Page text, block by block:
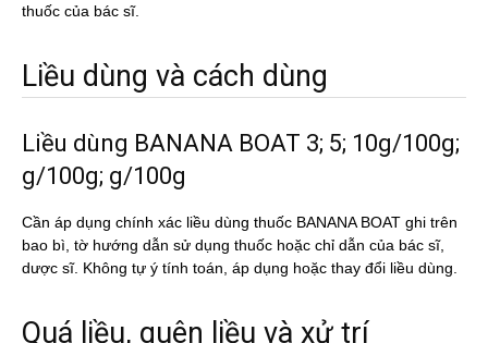
thuốc của bác sĩ.
Liều dùng và cách dùng
Liều dùng BANANA BOAT 3; 5; 10g/100g;
g/100g; g/100g
Cần áp dụng chính xác liều dùng thuốc BANANA BOAT ghi trên
bao bì, tờ hướng dẫn sử dụng thuốc hoặc chỉ dẫn của bác sĩ,
dược sĩ. Không tự ý tính toán, áp dụng hoặc thay đổi liều dùng.
Quá liều, quên liều và xử trí